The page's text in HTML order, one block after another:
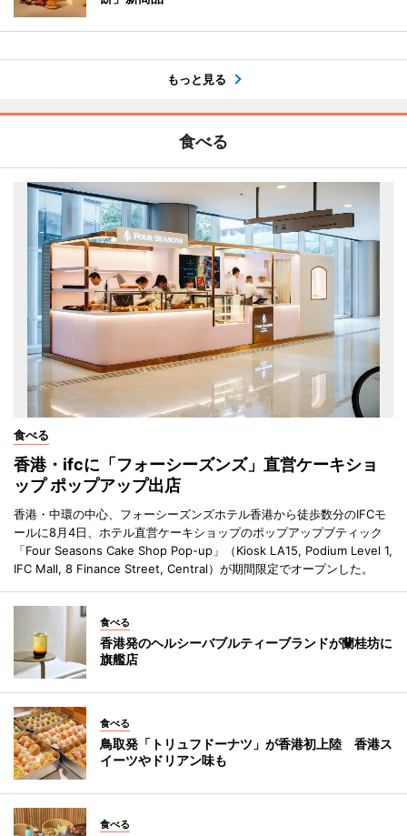
もっと見る
食べる
食べる
香港・ifcに「フォーシーズンズ」直営ケーキショ
ップ ポップアップ出店
香港・中環の中心、フォーシーズンズホテル香港から徒歩数分のIFCモ
ールに8月4日、ホテル直営ケーキショップのポップアップブティック
「Four Seasons Cake Shop Pop-up」（Kiosk LA15, Podium Level 1,
IFC Mall, 8 Finance Street, Central）が期間限定でオープンした。
食べる
香港発のヘルシーバブルティーブランドが蘭桂坊に
旗艦店
食べる
鳥取発「トリュフドーナツ」が香港初上陸 香港ス
イーツやドリアン味も
食べる